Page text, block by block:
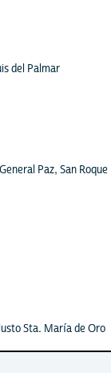
del Palmar
Paz, San Roque
Sta. María de Oro